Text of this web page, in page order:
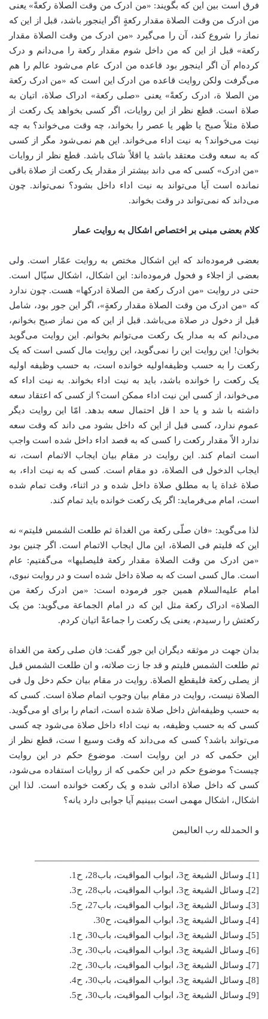
فرق است بین این که بگویند: «من ادرک من وقت الصلاة رکعةً» یعنی
من ادرک من وقت الصلاة مقدار رکعةٍ اگر اینجور باشد، قبل از این که
نماز را شروع کند، آن را می‌گیرد «من ادرک من وقت الصلاة مقدار
رکعة» قبل از این که من داخل شوم مقدار رکعة را می‌دانم و درک
کرده‌ام آن اگر اینجور بود قاعده من ادرک عام می‌شود عالم را هم
می‌گرفت ولکن روایت قاعده من ادرک این است که «من ادرک رکعة
من الصلا ة، ادرک رکعةً» یعنی «صلی رکعة» ادراک صلاة، اتیان به
صلاة است. قطع نظر از این روایات، اگر کسی بخواهد یک رکعت از
صلاة مثلاً صبح یا ظهر یا عصر را بخواند، چه وقت می‌خواند؟ به چه
نیت می‌خواند؟ به نیت اداء می‌خواند. این هم نمی‌شود مگر از کسی
که به سعه وقت معتقد باشد یا اقلاً شاک باشد. قطع نظر از روایات
«من ادرک» کسی که می داند بیشتر از مقدار یک رکعت از صلاة باقی
نمانده است آیا می‌تواند به نیت اداء داخل بشود؟ نمی‌تواند. چون
می‌داند که نمی‌تواند در وقت بخواند.
کلام بعضی مبنی بر اختصاص اشکال به روایت عمار
بعضی فرموده‌اند که این اشکال مختص به روایت عمّار است. ولی
بعضی از اجلاء و فحول فرموده‌اند: این اشکال، اشکال سیّال است.
حتی در روایت «من ادرک رکعة من الصلاة ادرکها» هست. چون ندارد
که «من ادرک من وقت الصلاة مقدار رکعةٍ»، اگر این جور بود، شامل
قبل از دخول در صلاة می‌باشد. قبل از این که من نماز صبح بخوانم،
می‌دانم که به مدار یک رکعت می‌توانم بخوانم. این روایت می‌گوید
بخوان! این روایت این را نمی‌گوید، این روایت مال کسی است که یک
رکعت را به حسب وظیفه‌اولیه خوانده است، به حسب وظیفه اولیه
یک رکعت را خوانده باشد، باید به نیت اداء بخواند. به نیت اداء که
می‌خواند، از کسی این نیت اداء ممکن است؟ از کسی که اعتقاد سعه
داشته با شد و یا حد ا قل احتمال سعه بدهد. امّا این روایت دیگر
عموم ندارد، کسی قبل از این که داخل بشود می داند که وقت سعه
ندارد الاّ مقدار رکعت را کسی که به قصد اداء داخل شده است واجب
است اتمام کند. این روایت در مقام بیان ایجاب الاتمام است، نه
ایجاب الدخول فی الصلاة، دو مقام است. کسی که به نیت اداء، به
صلاة غداة یا به مطلق صلاة داخل شده و در اثناء، وقت تمام شده
است، امام می‌فرماید: اگر یک رکعت خوانده باید تمام کند.
لذا می‌گوید: «فان صلّی رکعة من الغداة ثم طلعت الشمس فلیتم» نه
این که فلیتم فی الصلاة، این مال ایجاب الاتمام است. اگر چنین بود
«من ادرک من وقت الصلاة مقدار رکعة فلیصلیها» می‌گفتیم: عام
است. مال کسی است که به صلاة داخل شده است و در روایت نبوی،
امام علیه‌السلام همین جور فرموده است: «من ادرک رکعة من
الصلاة» ادراک رکعة مثل این که در امام الجماعة می‌گوید: من یک
رکعتش را رسیدم، یعنی یک رکعت را جماعةً اتیان کردم.
بدان جهت در موثقه دیگران این جور گفت: فان صلی رکعة من الغداة
ثم طلعت الشمس فلیتم و قد جا زت صلاته، و ان طلعت الشمس قبل
از یصلی رکعة فلیقطع الصلاة. روایت در مقام بیان حکم دخل ول فی
الصلاة نیست، روایت در مقام بیان وجوب اتمام صلاة است. کسی که
به حسب وظیفه‌اش داخل صلاة شده است، اتمام را برای او می‌گوید.
کسی که به حسب وظیفه، به نیت اداء داخل صلاة می‌شود چه کسی
می‌تواند باشد؟ کسی که می‌داند که وقت وسیع ا ست، قطع نظر از
این حکمی که در این روایت است. موضوع حکم در این روایت
چیست؟ موضوع حکم در این حکمی که از روایات استفاده می‌شود،
کسی که داخل صلاة ادائی شده و یک رکعت خوانده است. لذا این
اشکال، اشکال مهمی است ببینیم آ‌یا جوابی دارد یانه؟
و الحمدلله رب العالیمن
—————————————————————————
[1]ـ وسائل الشیعة ج3، ابواب المواقیت، باب28، ح1.
[2]ـ وسائل الشیعة ج3، ابواب المواقیت، باب28، ح3.
[3]ـ وسائل الشیعة ج3، ابواب المواقیت، باب27، ح5.
[4]ـ وسائل الشیعة ج3، ابواب المواقیت، ح30.
[5]ـ وسائل الشیعة ج3، ابواب المواقیت، باب30، ح1.
[6]ـ وسائل الشیعة ج3، ابواب المواقیت، باب30، ح3.
[7]ـ وسائل الشیعة ج3، ابواب المواقیت، باب30، ح2.
[8]ـ وسائل الشیعة ج3، ابواب المواقیت، باب30، ح4.
[9]ـ وسائل الشیعة ج3، ابواب المواقیت، باب30، ح5.